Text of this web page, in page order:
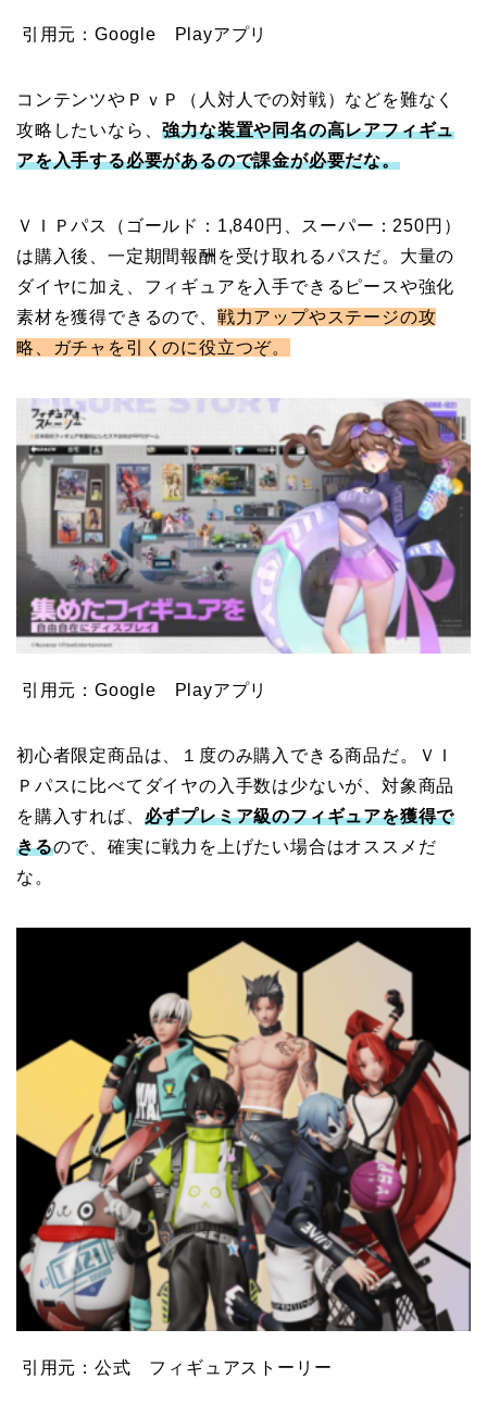
引用元：Google Playアプリ
コンテンツやＰｖＰ（人対人での対戦）などを難なく
攻略したいなら、強力な装置や同名の高レアフィギュ
アを入手する必要があるので課金が必要だな。
ＶＩＰパス（ゴールド：1,840円、スーパー：250円）
は購入後、一定期間報酬を受け取れるパスだ。大量の
ダイヤに加え、フィギュアを入手できるピースや強化
素材を獲得できるので、 戦力アップやステージの攻
略、ガチャを引くのに役立つぞ。
引用元：Google Playアプリ
初心者限定商品は、１度のみ購入できる商品だ。ＶＩ
Ｐパスに比べてダイヤの入手数は少ないが、対象商品
を購入すれば、 必ずプレミア級のフィギュアを獲得で
きるので、確実に戦力を上げたい場合はオススメだ
な。
引用元：公式 フィギュアストーリー